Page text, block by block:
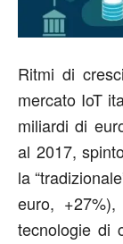
Ritmi di
mercato IoT
miliardi di
al 2017,
la
euro,
tecnologie di